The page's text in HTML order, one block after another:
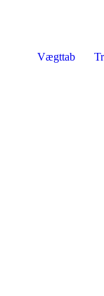
Vægttab